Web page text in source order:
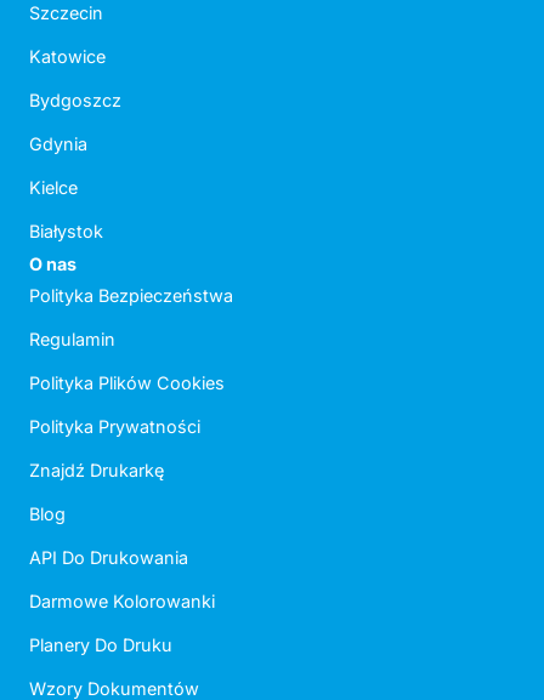
Szczecin
Katowice
Bydgoszcz
Gdynia
Kielce
Białystok
O nas
Polityka Bezpieczeństwa
Regulamin
Polityka Plików Cookies
Polityka Prywatności
Znajdź Drukarkę
Blog
API Do Drukowania
Darmowe Kolorowanki
Planery Do Druku
Wzory Dokumentów